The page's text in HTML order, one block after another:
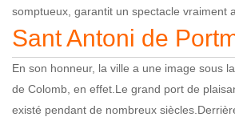
somptueux, garantit un spectacle vraiment
Sant Antoni de
En son honneur, la ville a une image sous
de Colomb, en effet.Le grand port de
existé pendant de nombreux